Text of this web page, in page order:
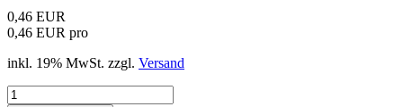
0,46 EUR
0,46 EUR pro
inkl. 19% MwSt. zzgl. Versand